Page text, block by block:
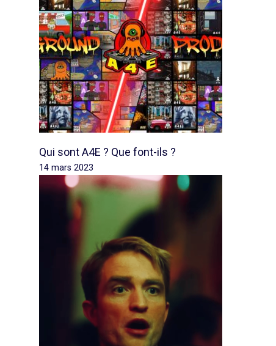
Qui sont A4E ? Que font-ils ?
14 mars 2023